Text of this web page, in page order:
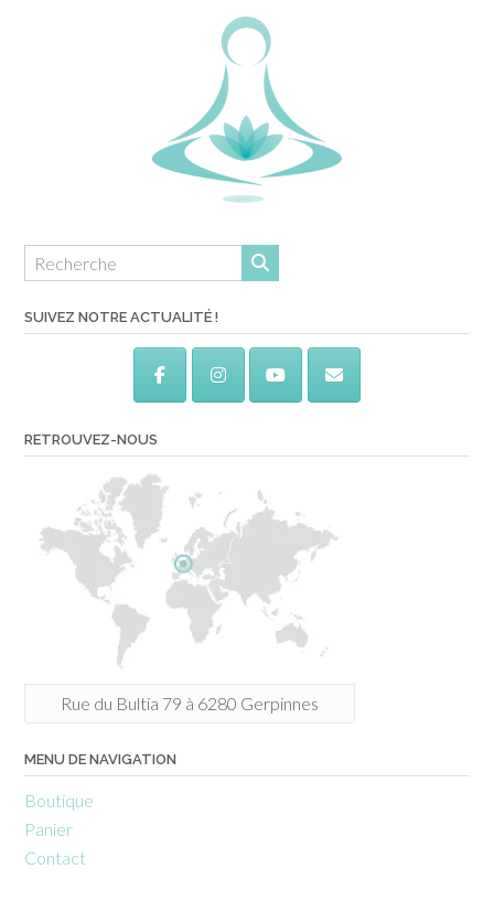
SUIVEZ NOTRE ACTUALITÉ !
RETROUVEZ-NOUS
Rue du Bultia 79 à 6280 Gerpinnes
MENU DE NAVIGATION
Boutique
Panier
Contact